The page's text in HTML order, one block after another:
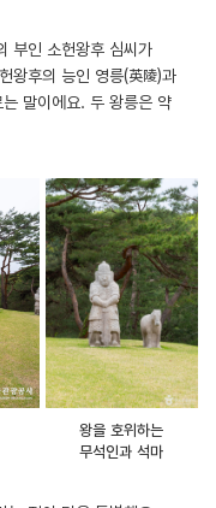
부인 소헌왕후 심씨가
왕후의 능인 영릉(英陵)과
말이에요. 두 왕릉은 약
왕을 호위하는
무석인과 석마